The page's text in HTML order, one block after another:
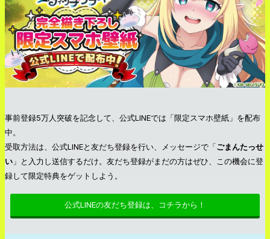
事前登録5万人突破を記念して、公式LINEでは「限定スマホ壁紙」を配布
中。
受取方法は、公式LINEと友だち登録を行い、メッセージで「ごまんたっせ
い 」と入力し送信するだけ。友だち登録がまだの方はぜひ、この機会に登
録して限定特典をゲットしよう。
公式LINEの友だち登録は、コチラから！